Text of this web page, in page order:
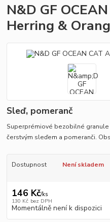
N&D GF
Herring &
Sleď, pomeranč
Superprémiové bezobilné
čerstvým sleďem a pomeranči.
Dostupnost Není skladem
146 Kč/ks
130 Kč bez DPH
Momentálně není k dispozici